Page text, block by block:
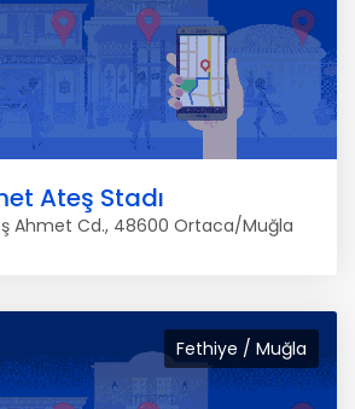
Ateş Stadı
Ahmet Cd., 48600 Ortaca/Muğla
Fethiye / Muğla